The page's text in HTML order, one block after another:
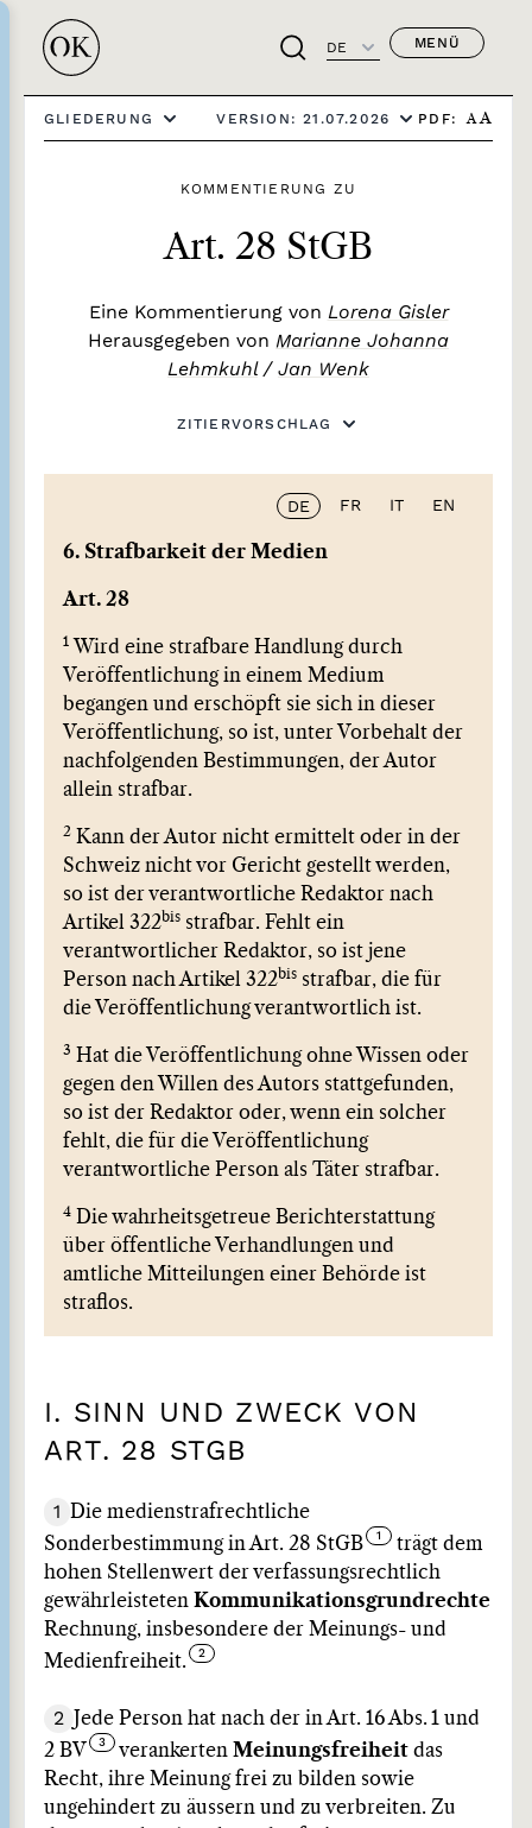
DE MENÜ
GLIEDERUNG VERSION: 21.07.2026 PDF: A A
KOMMENTIERUNG ZU
Art. 28 StGB
Eine Kommentierung von Lorena Gisler
Herausgegeben von Marianne Johanna
Lehmkuhl/ Jan Wenk
ZITIERVORSCHLAG
DE FR IT EN
6. Strafbarkeit der Medien
Art. 28
1 Wird eine strafbare Handlung durch
Veröffentlichung in einem Medium
begangen und erschöpft sie sich in dieser
Veröffentlichung, so ist, unter Vorbehalt der
nachfolgenden Bestimmungen, der Autor
allein strafbar.
2 Kann der Autor nicht ermittelt oder in der
Schweiz nicht vor Gericht gestellt werden,
so ist der verantwortliche Redaktor nach
Artikel 322bis strafbar. Fehlt ein
verantwortlicher Redaktor, so ist jene
Person nach Artikel 322bis strafbar, die für
die Veröffentlichung verantwortlich ist.
3 Hat die Veröffentlichung ohne Wissen oder
gegen den Willen des Autors stattgefunden,
so ist der Redaktor oder, wenn ein solcher
fehlt, die für die Veröffentlichung
verantwortliche Person als Täter strafbar.
4 Die wahrheitsgetreue Berichterstattung
über öffentliche Verhandlungen und
amtliche Mitteilungen einer Behörde ist
straflos.
I. SINN UND ZWECK VON
ART. 28 STGB
1
Die medienstrafrechtliche
Sonderbestimmung in Art. 28 StGB
trägt dem
hohen Stellenwert der verfassungsrechtlich
gewährleisteten Kommunikationsgrundrechte
Rechnung, insbesondere der Meinungs- und
Medienfreiheit.
2
Jede Person hat nach der in Art. 16 Abs. 1 und
2 BV
verankerten Meinungsfreiheit das
Recht, ihre Meinung frei zu bilden sowie
ungehindert zu äussern und zu verbreiten. Zu